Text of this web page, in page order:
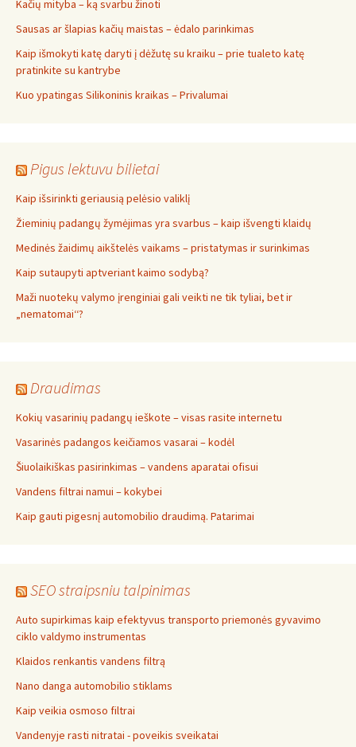
Kačių mityba – ką svarbu žinoti
Sausas ar šlapias kačių maistas – ėdalo parinkimas
Kaip išmokyti katę daryti į dėžutę su kraiku – prie tualeto katę
pratinkite su kantrybe
Kuo ypatingas Silikoninis kraikas – Privalumai
Pigus lektuvu bilietai
Kaip išsirinkti geriausią pelėsio valiklį
Žieminių padangų žymėjimas yra svarbus – kaip išvengti klaidų
Medinės žaidimų aikštelės vaikams – pristatymas ir surinkimas
Kaip sutaupyti aptveriant kaimo sodybą?
Maži nuotekų valymo įrenginiai gali veikti ne tik tyliai, bet ir
„nematomai‘‘?
Draudimas
Kokių vasarinių padangų ieškote – visas rasite internetu
Vasarinės padangos keičiamos vasarai – kodėl
Šiuolaikiškas pasirinkimas – vandens aparatai ofisui
Vandens filtrai namui – kokybei
Kaip gauti pigesnį automobilio draudimą. Patarimai
SEO straipsniu talpinimas
Auto supirkimas kaip efektyvus transporto priemonės gyvavimo
ciklo valdymo instrumentas
Klaidos renkantis vandens filtrą
Nano danga automobilio stiklams
Kaip veikia osmoso filtrai
Vandenyje rasti nitratai - poveikis sveikatai